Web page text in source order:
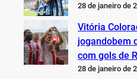
28 de janeiro de
Vitória
jogandobem
com gols de
28 de janeiro de